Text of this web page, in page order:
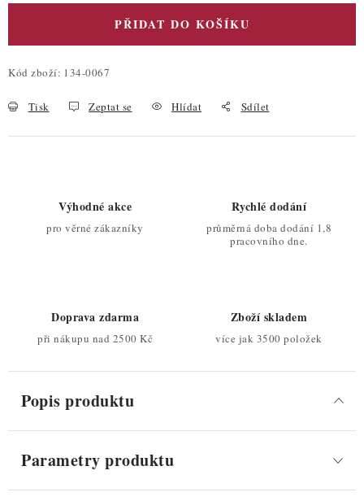
PŘIDAT DO KOŠÍKU
Kód zboží: 134-0067
Tisk Zeptat se Hlídat Sdílet
Výhodné akce
pro věrné zákazníky
Rychlé dodání
průměrná doba dodání 1,8
pracovního dne.
Doprava zdarma
při nákupu nad 2500 Kč
Zboží skladem
více jak 3500 položek
Popis produktu
Parametry produktu